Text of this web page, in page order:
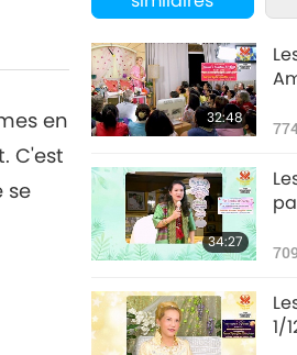
en
C'est
se
32:48
34:27
1/